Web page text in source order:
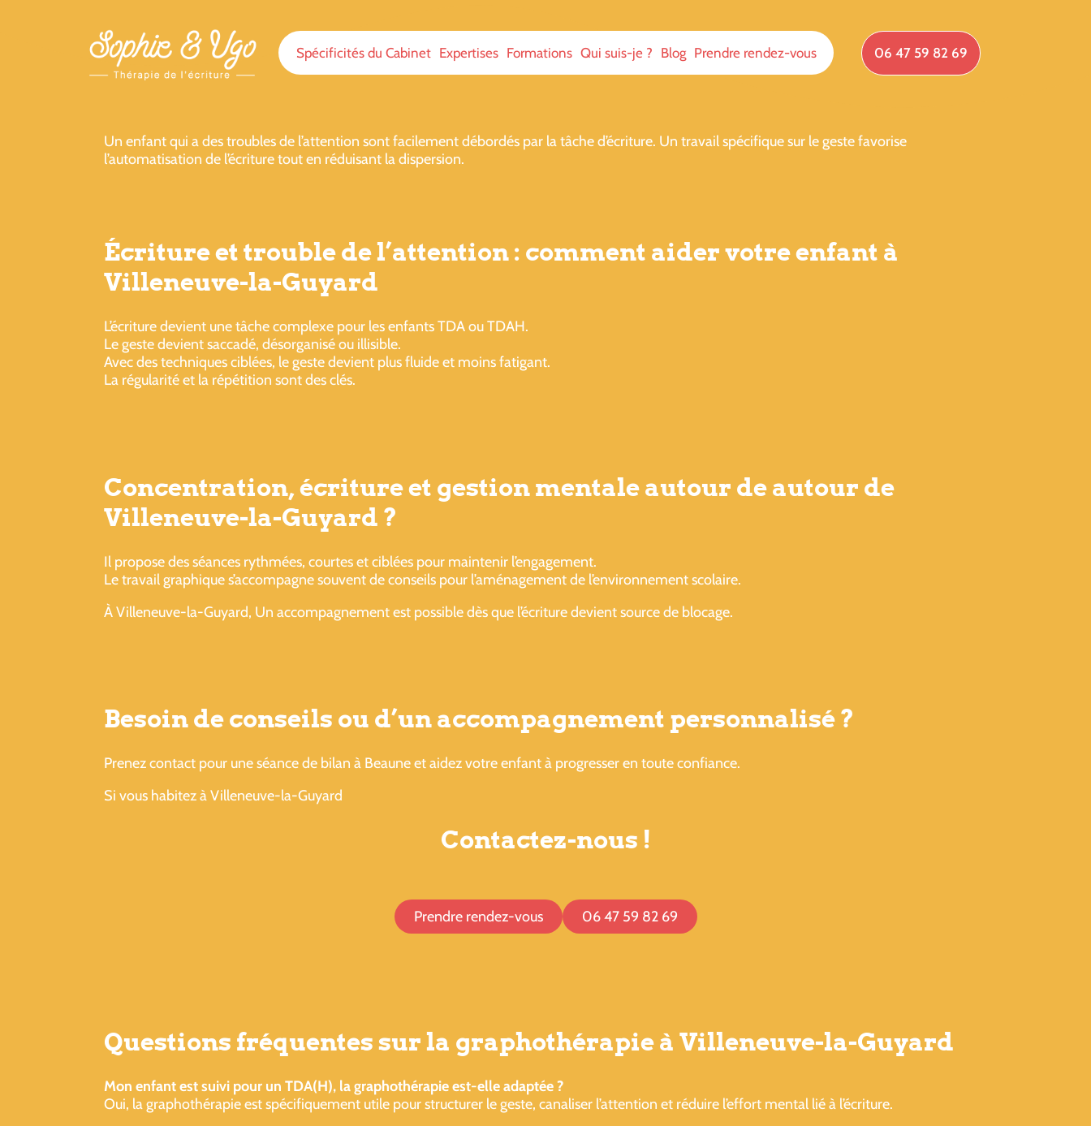
Spécificités du Cabinet Expertises Formations Qui suis-je ? Blog Prendre rendez-vous 06 47 59 82 69
Un enfant qui a des troubles de l’attention sont facilement débordés par la tâche d’écriture. Un travail spécifique sur le geste favorise
l’automatisation de l’écriture tout en réduisant la dispersion.
Écriture et trouble de l’attention : comment aider votre enfant à
Villeneuve-la-Guyard
L’écriture devient une tâche complexe pour les enfants TDA ou TDAH.
Le geste devient saccadé, désorganisé ou illisible.
Avec des techniques ciblées, le geste devient plus fluide et moins fatigant.
La régularité et la répétition sont des clés.
Concentration, écriture et gestion mentale autour de autour de
Villeneuve-la-Guyard ?
Il propose des séances rythmées, courtes et ciblées pour maintenir l’engagement.
Le travail graphique s’accompagne souvent de conseils pour l’aménagement de l’environnement scolaire.
À Villeneuve-la-Guyard, Un accompagnement est possible dès que l’écriture devient source de blocage.
Besoin de conseils ou d’un accompagnement personnalisé ?
Prenez contact pour une séance de bilan à Beaune et aidez votre enfant à progresser en toute confiance.
Si vous habitez à Villeneuve-la-Guyard
Contactez-nous !
Prendre rendez-vous 06 47 59 82 69
Questions fréquentes sur la graphothérapie à Villeneuve-la-Guyard
Mon enfant est suivi pour un TDA(H), la graphothérapie est-elle adaptée ?
Oui, la graphothérapie est spécifiquement utile pour structurer le geste, canaliser l’attention et réduire l’effort mental lié à l’écriture.